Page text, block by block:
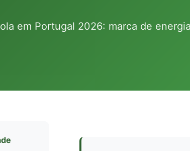
em Portugal 2026: marca de